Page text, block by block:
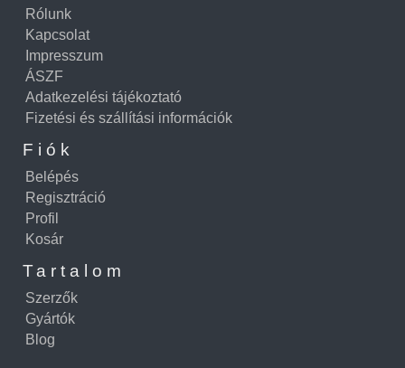
Rólunk
Kapcsolat
Impresszum
ÁSZF
Adatkezelési tájékoztató
Fizetési és szállítási információk
Fiók
Belépés
Regisztráció
Profil
Kosár
Tartalom
Szerzők
Gyártók
Blog